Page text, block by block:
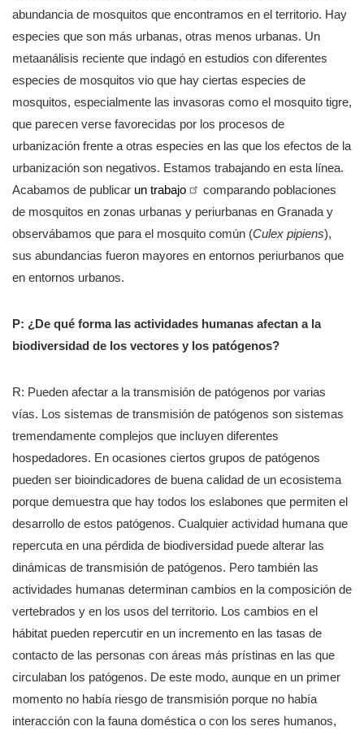
abundancia de mosquitos que encontramos en el territorio. Hay
especies que son más urbanas, otras menos urbanas. Un
metaanálisis reciente que indagó en estudios con diferentes
especies de mosquitos vio que hay ciertas especies de
mosquitos, especialmente las invasoras como el mosquito tigre,
que parecen verse favorecidas por los procesos de
urbanización frente a otras especies en las que los efectos de la
urbanización son negativos. Estamos trabajando en esta línea.
Acabamos de publicar un trabajo
comparando poblaciones
de mosquitos en zonas urbanas y periurbanas en Granada y
observábamos que para el mosquito común (Culex pipiens),
sus abundancias fueron mayores en entornos periurbanos que
en entornos urbanos.
P: ¿De qué forma las actividades humanas afectan a la
biodiversidad de los vectores y los patógenos?
R: Pueden afectar a la transmisión de patógenos por varias
vías. Los sistemas de transmisión de patógenos son sistemas
tremendamente complejos que incluyen diferentes
hospedadores. En ocasiones ciertos grupos de patógenos
pueden ser bioindicadores de buena calidad de un ecosistema
porque demuestra que hay todos los eslabones que permiten el
desarrollo de estos patógenos. Cualquier actividad humana que
repercuta en una pérdida de biodiversidad puede alterar las
dinámicas de transmisión de patógenos. Pero también las
actividades humanas determinan cambios en la composición de
vertebrados y en los usos del territorio. Los cambios en el
hábitat pueden repercutir en un incremento en las tasas de
contacto de las personas con áreas más prístinas en las que
circulaban los patógenos. De este modo, aunque en un primer
momento no había riesgo de transmisión porque no había
interacción con la fauna doméstica o con los seres humanos,